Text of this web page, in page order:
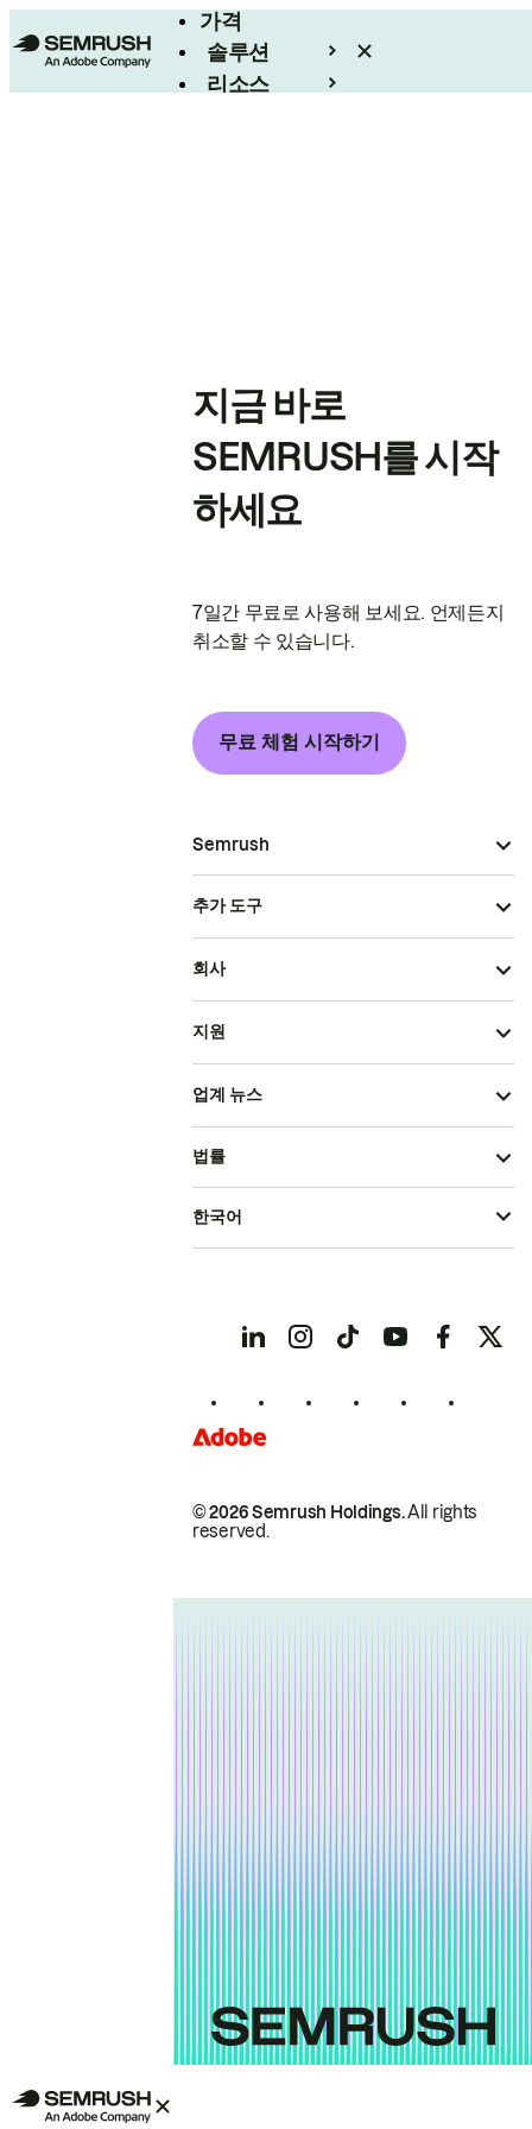
가격
솔루션
리소스
지금 바로
SEMRUSH를 시작
하세요
7일간 무료로 사용해 보세요. 언제든지
취소할 수 있습니다.
무료 체험 시작하기
Semrush
추가 도구
회사
지원
업계 뉴스
© 2026 Semrush Holdings.All rights
reserved.
법률
한국어